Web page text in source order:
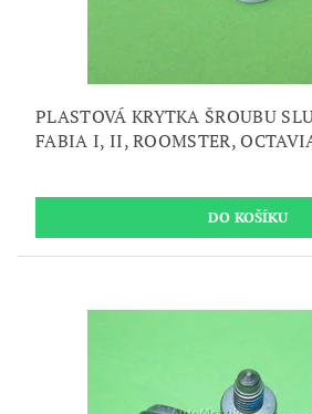
PLASTOVÁ KRYTKA ŠROUBU
FABIA I, II, ROOMSTER,